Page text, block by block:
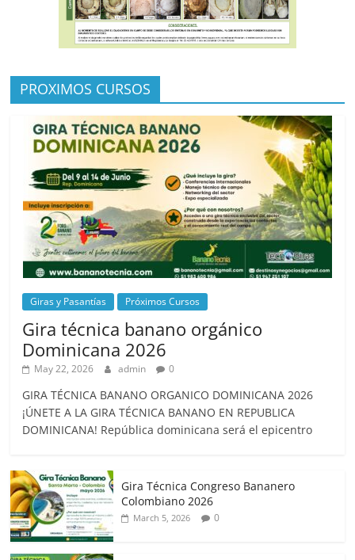
PROXIMOS CURSOS
Giras y Pasantías Próximos Cursos
Gira técnica banano orgánico
Dominicana 2026
May 22, 2026 admin 0
GIRA TÉCNICA BANANO ORGANICO DOMINICANA 2026
¡ÚNETE A LA GIRA TÉCNICA BANANO EN REPUBLICA
DOMINICANA! República dominicana será el epicentro
Gira Técnica Congreso Bananero
Colombiano 2026
March 5, 2026 0